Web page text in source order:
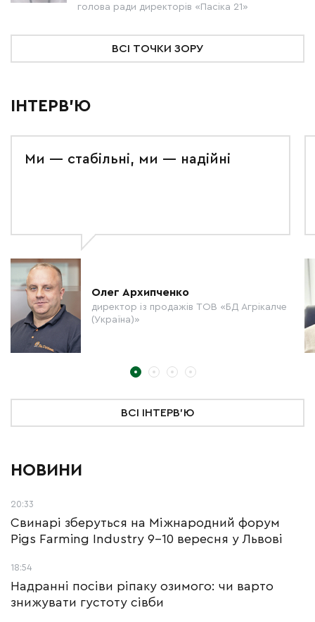
голова ради директорів «Пасіка 21»
ВСІ ТОЧКИ ЗОРУ
ІНТЕРВ'Ю
Ми — стабільні, ми — надійні
Олег Архипченко
директор із продажів ТОВ «БД Агрікалче
(Україна)»
ВСІ ІНТЕРВ'Ю
НОВИНИ
20:33
Свинарі зберуться на Міжнародний форум
Pigs Farming Industry 9-10 вересня у Львові
18:54
Надранні посіви ріпаку озимого: чи варто
знижувати густоту сівби